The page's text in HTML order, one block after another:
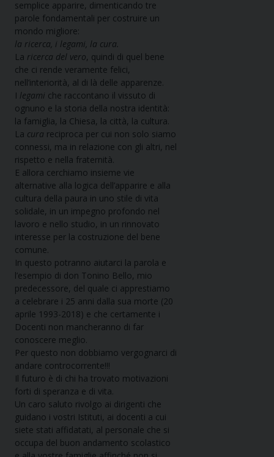
semplice apparire, dimenticando tre
parole fondamentali per costruire un
mondo migliore:
la ricerca, i legami, la cura.
La ricerca del vero, quindi di quel bene
che ci rende veramente felici,
nell’interiorità, al di là delle apparenze.
I legami che raccontano il vissuto di
ognuno e la storia della nostra identità:
la famiglia, la Chiesa, la città, la cultura.
La cura reciproca per cui non solo siamo
connessi, ma in relazione con gli altri, nel
rispetto e nella fraternità.
E allora cerchiamo insieme vie
alternative alla logica dell’apparire e alla
cultura della paura in uno stile di vita
solidale, in un impegno profondo nel
lavoro e nello studio, in un rinnovato
interesse per la costruzione del bene
comune.
In questo potranno aiutarci la parola e
l’esempio di don Tonino Bello, mio
predecessore, del quale ci apprestiamo
a celebrare i 25 anni dalla sua morte (20
aprile 1993-2018) e che certamente i
Docenti non mancheranno di far
conoscere meglio.
Per questo non dobbiamo vergognarci di
andare controcorrente!!!
Il futuro è di chi ha trovato motivazioni
forti di speranza e di vita.
Un caro saluto rivolgo ai dirigenti che
guidano i vostri Istituti, ai docenti a cui
siete stati affidatati, al personale che si
occupa del buon andamento scolastico